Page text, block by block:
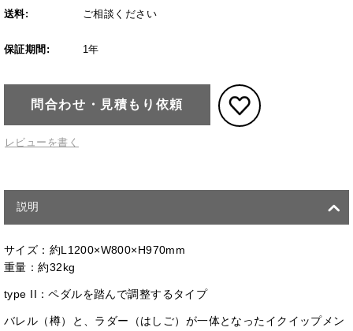
送料: ご相談ください
保証期間: 1年
問合わせ・見積もり依頼
レビューを書く
説明
サイズ：約L1200×W800×H970mm
重量：約32kg
type II：ペダルを踏んで調整するタイプ
バレル（樽）と、ラダー（はしご）が一体となったイクイップメン